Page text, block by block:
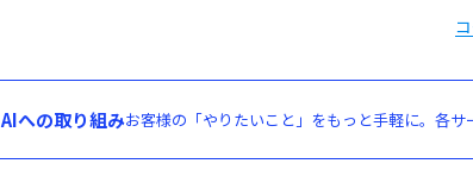
AIへの取り組みお客様の「やりたいこと」をもっと手軽に。各